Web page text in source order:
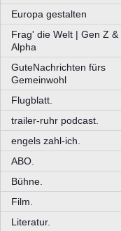
Europa gestalten
Frag' die Welt | Gen Z &
Alpha
GuteNachrichten fürs
Gemeinwohl
Flugblatt.
trailer-ruhr podcast.
engels zahl-ich.
ABO.
Bühne.
Film.
Literatur.